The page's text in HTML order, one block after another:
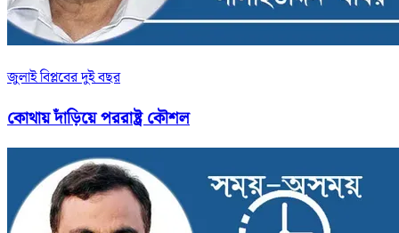
জুলাই বিপ্লবের দুই বছর
কোথায় দাঁড়িয়ে পররাষ্ট্র কৌশল